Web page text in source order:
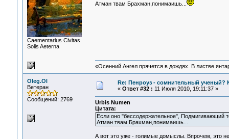
Сaementarius Civitas
Solis Aeterna
Атман твам Брахман,понимаишь...
«Осенний Ангел прячется в дождях. В листве
Oleg.Ol
Ветеран
Сообщений: 2769
Re: Пенроуз - сомнительный ученый?
« Ответ #32 : 11 Июля 2010, 19:11:37 »
Urbis Numen
Цитата:
Если оно "бессодержательное", Подмигивающий
Атман твам Брахман,понимаишь...
А вот это уже - голимые домыслы. Впрочем, это не